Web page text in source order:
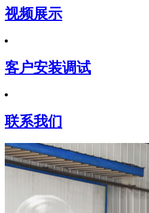
视频展示
客户安装调试
联系我们